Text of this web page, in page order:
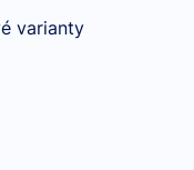
varianty